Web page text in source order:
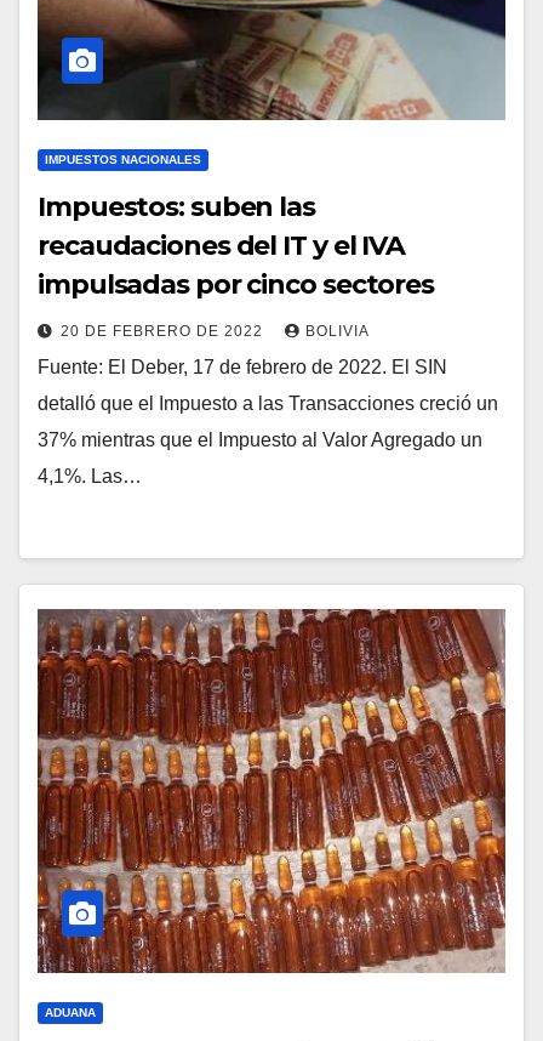
IMPUESTOS NACIONALES
Impuestos: suben las
recaudaciones del IT y el IVA
impulsadas por cinco sectores
20 DE FEBRERO DE 2022 BOLIVIA
Fuente: El Deber, 17 de febrero de 2022. El SIN
detalló que el Impuesto a las Transacciones creció un
37% mientras que el Impuesto al Valor Agregado un
4,1%. Las…
ADUANA